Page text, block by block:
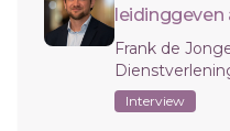
leidinggeven
Frank de
Interview